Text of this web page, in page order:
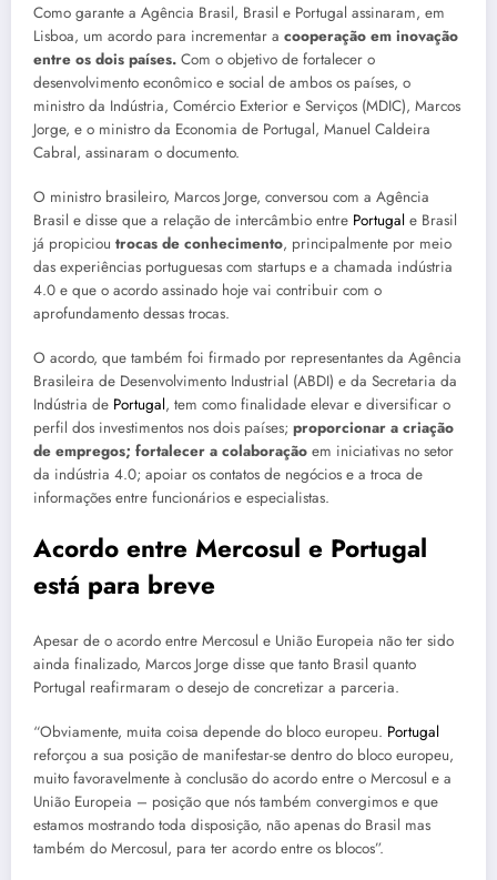
Como garante a Agência Brasil, Brasil e Portugal assinaram, em
Lisboa, um acordo para incrementar a cooperação em inovação
entre os dois países. Com o objetivo de fortalecer o
desenvolvimento econômico e social de ambos os países, o
ministro da Indústria, Comércio Exterior e Serviços (MDIC), Marcos
Jorge, e o ministro da Economia de Portugal, Manuel Caldeira
Cabral, assinaram o documento.
O ministro brasileiro, Marcos Jorge, conversou com a Agência
Brasil e disse que a relação de intercâmbio entre Portugal e Brasil
já propiciou trocas de conhecimento, principalmente por meio
das experiências portuguesas com startups e a chamada indústria
4.0 e que o acordo assinado hoje vai contribuir com o
aprofundamento dessas trocas.
O acordo, que também foi firmado por representantes da Agência
Brasileira de Desenvolvimento Industrial (ABDI) e da Secretaria da
Indústria de Portugal, tem como finalidade elevar e diversificar o
perfil dos investimentos nos dois países; proporcionar a criação
de empregos; fortalecer a colaboração em iniciativas no setor
da indústria 4.0; apoiar os contatos de negócios e a troca de
informações entre funcionários e especialistas.
Acordo entre Mercosul e Portugal
está para breve
Apesar de o acordo entre Mercosul e União Europeia não ter sido
ainda finalizado, Marcos Jorge disse que tanto Brasil quanto
Portugal reafirmaram o desejo de concretizar a parceria.
“Obviamente, muita coisa depende do bloco europeu. Portugal
reforçou a sua posição de manifestar-se dentro do bloco europeu,
muito favoravelmente à conclusão do acordo entre o Mercosul e a
União Europeia – posição que nós também convergimos e que
estamos mostrando toda disposição, não apenas do Brasil mas
também do Mercosul, para ter acordo entre os blocos”.